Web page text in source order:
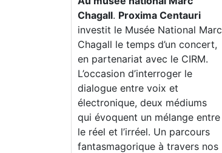
Chagall. Proxima Centauri
investit le Musée National Marc
Chagall le temps d’un concert,
en partenariat avec le CIRM.
L’occasion d’interroger le
dialogue entre voix et
électronique, deux médiums
qui évoquent un mélange entre
le réel et l’irréel. Un parcours
fantasmagorique à travers nos